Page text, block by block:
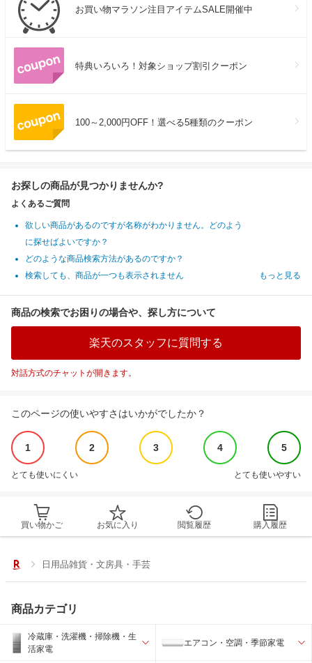
お買い物マラソン注目アイテムSALE開催中
特典いろいろ！対象ショップ割引クーポン
100～2,000円OFF！選べる5種類のクーポン
お探しの商品が見つかりませんか?
よくあるご質問
欲しい商品があるのですが名称がわかりません。どのよう
に探せばよいですか？
どのような商品検索方法があるのですか？
検索しても、商品が一つも表示されません
もっと見る
商品の検索でお困りの場合や、探し方について
楽天のスタッフに質問する
対話方式のチャットが開きます。
このページの使いやすさはいかがでしたか？
1 2 3 4 5
とても使いにくい とても使いやすい
買い物かご お気に入り 閲覧履歴 購入履歴
日用品雑貨・文房具・手芸
商品カテゴリ
冷蔵庫・洗濯機・掃除機・生
活家電
エアコン・空調・季節家電